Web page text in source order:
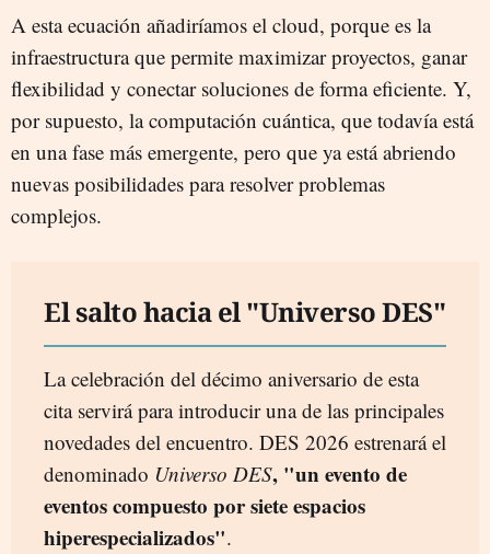
A esta ecuación añadiríamos el cloud, porque es la
infraestructura que permite maximizar proyectos, ganar
flexibilidad y conectar soluciones de forma eficiente. Y,
por supuesto, la computación cuántica, que todavía está
en una fase más emergente, pero que ya está abriendo
nuevas posibilidades para resolver problemas
complejos.
El salto hacia el "Universo DES"
La celebración del décimo aniversario de esta
cita servirá para introducir una de las principales
novedades del encuentro. DES 2026 estrenará el
denominado Universo DES, "un evento de
eventos compuesto por siete espacios
hiperespecializados".